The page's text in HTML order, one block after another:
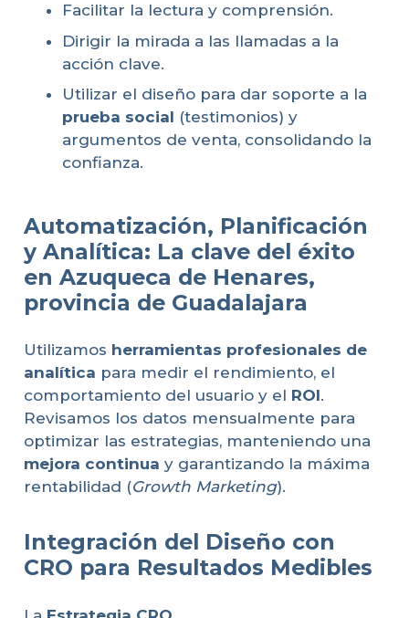
Facilitar la lectura y comprensión.
Dirigir la mirada a las llamadas a la
acción clave.
Utilizar el diseño para dar soporte a la
prueba social (testimonios) y
argumentos de venta, consolidando la
confianza.
Automatización, Planificación
y Analítica: La clave del éxito
en Azuqueca de Henares,
provincia de Guadalajara
Utilizamos herramientas profesionales de
analítica para medir el rendimiento, el
comportamiento del usuario y el ROI.
Revisamos los datos mensualmente para
optimizar las estrategias, manteniendo una
mejora continua y garantizando la máxima
rentabilidad (Growth Marketing).
Integración del Diseño con
CRO para Resultados Medibles